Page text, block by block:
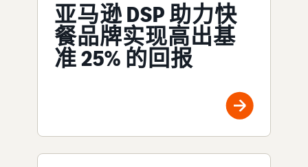
亚马逊 DSP 助力快
餐品牌实现高出基
准 25% 的回报